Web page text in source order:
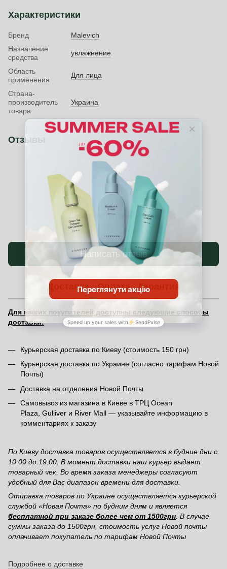
Характеристики
Бренд
Malevich
Назначение
средства
увлажнение
Область
применения
Для лица
Страна-
производитель
товара
Украина
Отзывы
Добавьте первый отзыв
Написать отзыв
Доставка Оплата Гарантия
Для наших покупателей доступны следующие способы
доставки:
Курьерская доставка по Киеву (стоимость 150 грн)
Курьерская доставка по Украине (согласно тарифам Новой
Почты)
Доставка на отделения Новой Почты
Самовывоз из магазина в Киеве в ТРЦ Ocean
Plaza, Gulliver и River Mall — указывайте информацию в
комментариях к заказу
По Киеву доставка товаров осуществляется в будние дни с
10:00 до 19:00. В момент доставки наш курьер выдает
товарный чек. Во время заказа менеджеры согласуют
удобный для Вас диапазон времени для доставки.
Отправка товаров по Украине осуществляется курьерской
службой «Новая Почта» по будним дням и является
бесплатной при заказе более чем от 1500грн . В случае
суммы заказа до 1500грн, стоимость услуг Новой почты
оплачивает покупатель по тарифам Новой Почты
Подробнее о доставке